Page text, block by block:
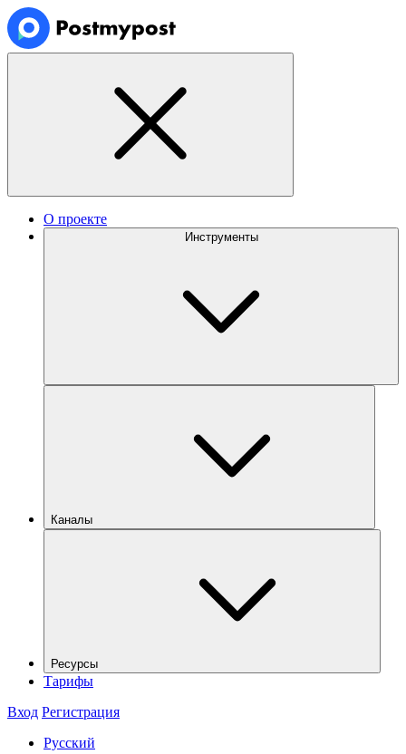
О проекте
Инструменты
Каналы
Ресурсы
Тарифы
Вход Регистрация
Русский